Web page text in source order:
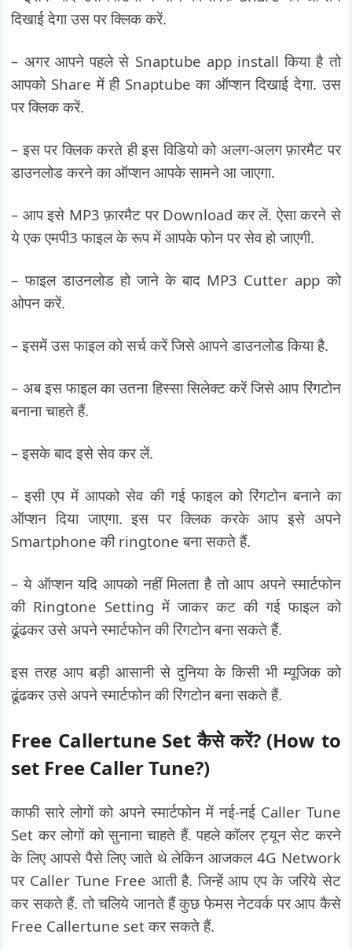
दिखाई देगा उस पर क्लिक करें.
– अगर आपने पहले से Snaptube app install किया है तो
आपको Share में ही Snaptube का ऑप्शन दिखाई देगा. उस
पर क्लिक करें.
– इस पर क्लिक करते ही इस विडियो को अलग-अलग फ़ारमैट पर
डाउनलोड करने का ऑप्शन आपके सामने आ जाएगा.
– आप इसे MP3 फ़ारमैट पर Download कर लें. ऐसा करने से
ये एक एमपी3 फाइल के रूप में आपके फोन पर सेव हो जाएगी.
– फाइल डाउनलोड हो जाने के बाद MP3 Cutter app को
ओपन करें.
– इसमें उस फाइल को सर्च करें जिसे आपने डाउनलोड किया है.
– अब इस फाइल का उतना हिस्सा सिलेक्ट करें जिसे आप रिंगटोन
बनाना चाहते हैं.
– इसके बाद इसे सेव कर लें.
– इसी एप में आपको सेव की गई फाइल को रिंगटोन बनाने का
ऑप्शन दिया जाएगा. इस पर क्लिक करके आप इसे अपने
Smartphone की ringtone बना सकते हैं.
– ये ऑप्शन यदि आपको नहीं मिलता है तो आप अपने स्मार्टफोन
की Ringtone Setting में जाकर कट की गई फाइल को
ढूंढकर उसे अपने स्मार्टफोन की रिंगटोन बना सकते हैं.
इस तरह आप बड़ी आसानी से दुनिया के किसी भी म्यूजिक को
ढूंढकर उसे अपने स्मार्टफोन की रिंगटोन बना सकते हैं.
Free Callertune Set कैसे करें? (How to
set Free Caller Tune?)
काफी सारे लोगों को अपने स्मार्टफोन में नई-नई Caller Tune
Set कर लोगों को सुनाना चाहते हैं. पहले कॉलर ट्यून सेट करने
के लिए आपसे पैसे लिए जाते थे लेकिन आजकल 4G Network
पर Caller Tune Free आती है. जिन्हें आप एप के जरिये सेट
कर सकते हैं. तो चलिये जानते हैं कुछ फेमस नेटवर्क पर आप कैसे
Free Callertune set कर सकते हैं.